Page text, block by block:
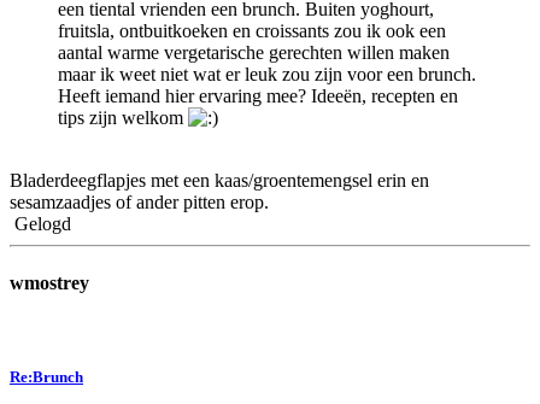
een tiental vrienden een brunch. Buiten yoghourt,
fruitsla, ontbuitkoeken en croissants zou ik ook een
aantal warme vergetarische gerechten willen maken
maar ik weet niet wat er leuk zou zijn voor een brunch.
Heeft iemand hier ervaring mee? Ideeën, recepten en
tips zijn welkom
Bladerdeegflapjes met een kaas/groentemengsel erin en
sesamzaadjes of ander pitten erop.
Gelogd
wmostrey
Re:Brunch